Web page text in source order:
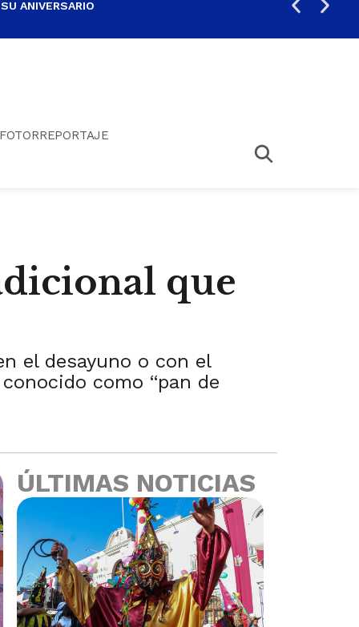
ANIVERSARIO
FOTORREPORTAJE
que
el desayuno o con el
como “pan de
ÚLTIMAS NOTICIAS